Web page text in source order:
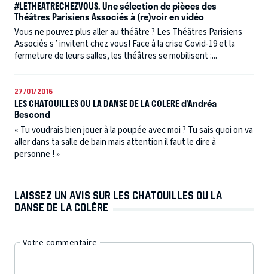
#LETHEATRECHEZVOUS. Une sélection de pièces des
Théâtres Parisiens Associés à (re)voir en vidéo
Vous ne pouvez plus aller au théâtre ? Les Théâtres Parisiens
Associés s ’ invitent chez vous! Face à la crise Covid-19 et la
fermeture de leurs salles, les théâtres se mobilisent :...
27/01/2016
LES CHATOUILLES OU LA DANSE DE LA COLERE d’Andréa
Bescond
« Tu voudrais bien jouer à la poupée avec moi ? Tu sais quoi on va
aller dans ta salle de bain mais attention il faut le dire à
personne ! »
LAISSEZ UN AVIS SUR LES CHATOUILLES OU LA
DANSE DE LA COLÈRE
Votre commentaire